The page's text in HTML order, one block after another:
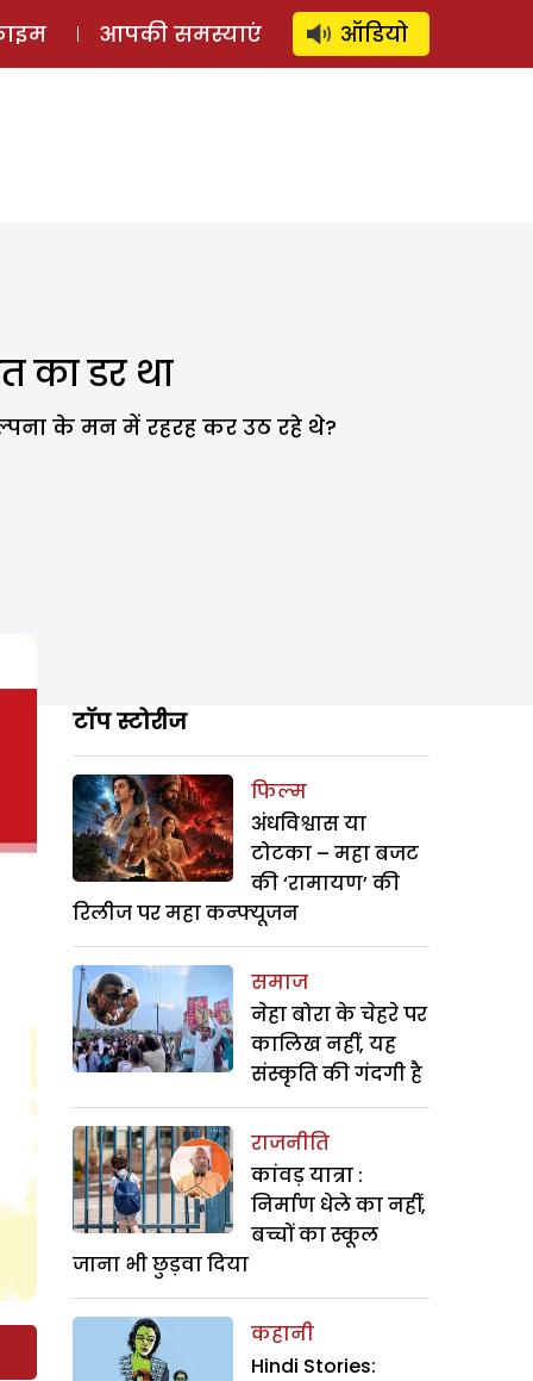
लॉग इन ⚲ SUBSCRIBE
आपकी समस्याएं ऑडियो
का डर था
के मन में रहरह कर उठ रहे थे?
टॉप स्टोरीज
फिल्म
अंधविश्वास या
टोटका – महा बजट
की ‘रामायण’ की
रिलीज पर महा कन्फ्यूजन
समाज
नेहा बोरा के चेहरे पर
कालिख नहीं, यह
संस्कृति की गंदगी है
राजनीति
कांवड़ यात्रा :
निर्माण धेले का नहीं,
बच्चों का स्कूल
जाना भी छुड़वा दिया
कहानी
Hindi Stories: